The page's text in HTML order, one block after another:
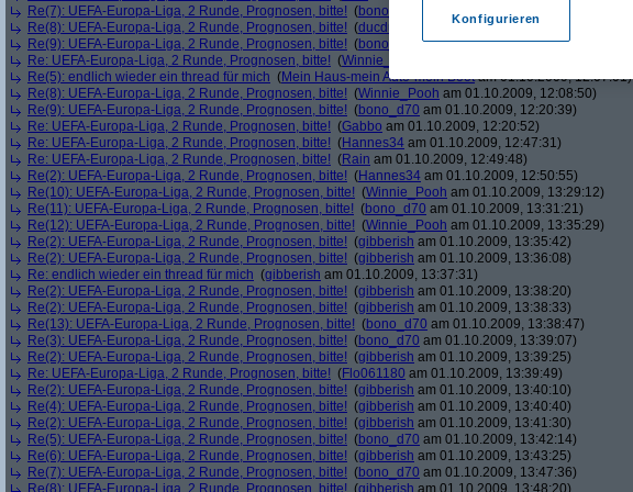
Re(7): UEFA-Europa-Liga, 2 Runde, Prognosen, bitte! (bono_d70
am 01.10.2009, 12:02:51)
Re(8): UEFA-Europa-Liga, 2 Runde, Prognosen, bitte! (ducduc
am 01.10.2009, 12:03:06)
Re(9): UEFA-Europa-Liga, 2 Runde, Prognosen, bitte! (bono_d70
am 01.10.2009, 12:03:37)
Re: UEFA-Europa-Liga, 2 Runde, Prognosen, bitte! (Winnie_Pooh
Re(5): endlich wieder ein thread für mich (Mein Haus-mein Auto-mein Bootam 01.10.2009, 12:07:01)
Re(8): UEFA-Europa-Liga, 2 Runde, Prognosen, bitte! (Winnie_Pooh am 01.10.2009, 12:08:50)
Re(9): UEFA-Europa-Liga, 2 Runde, Prognosen, bitte! (bono_d70 am 01.10.2009, 12:20:39)
Re: UEFA-Europa-Liga, 2 Runde, Prognosen, bitte! (Gabbo am 01.10.2009, 12:20:52)
Re: UEFA-Europa-Liga, 2 Runde, Prognosen, bitte! (Hannes34 am 01.10.2009, 12:47:31)
Re: UEFA-Europa-Liga, 2 Runde, Prognosen, bitte! (Rain am 01.10.2009, 12:49:48)
Re(2): UEFA-Europa-Liga, 2 Runde, Prognosen, bitte! (Hannes34 am 01.10.2009, 12:50:55)
Re(10): UEFA-Europa-Liga, 2 Runde, Prognosen, bitte! (Winnie_Pooh am 01.10.2009, 13:29:12)
Re(11): UEFA-Europa-Liga, 2 Runde, Prognosen, bitte! (bono_d70 am 01.10.2009, 13:31:21)
Re(12): UEFA-Europa-Liga, 2 Runde, Prognosen, bitte! (Winnie_Pooh am 01.10.2009, 13:35:29)
Re(2): UEFA-Europa-Liga, 2 Runde, Prognosen, bitte! (gibberish am 01.10.2009, 13:35:42)
Re(2): UEFA-Europa-Liga, 2 Runde, Prognosen, bitte! (gibberish am 01.10.2009, 13:36:08)
Re: endlich wieder ein thread für mich (gibberish am 01.10.2009, 13:37:31)
Re(2): UEFA-Europa-Liga, 2 Runde, Prognosen, bitte! (gibberish am 01.10.2009, 13:38:20)
Re(2): UEFA-Europa-Liga, 2 Runde, Prognosen, bitte! (gibberish am 01.10.2009, 13:38:33)
Re(13): UEFA-Europa-Liga, 2 Runde, Prognosen, bitte! (bono_d70 am 01.10.2009, 13:38:47)
Re(3): UEFA-Europa-Liga, 2 Runde, Prognosen, bitte! (bono_d70 am 01.10.2009, 13:39:07)
Re(2): UEFA-Europa-Liga, 2 Runde, Prognosen, bitte! (gibberish am 01.10.2009, 13:39:25)
Re: UEFA-Europa-Liga, 2 Runde, Prognosen, bitte! (Flo061180 am 01.10.2009, 13:39:49)
Re(2): UEFA-Europa-Liga, 2 Runde, Prognosen, bitte! (gibberish am 01.10.2009, 13:40:10)
Re(4): UEFA-Europa-Liga, 2 Runde, Prognosen, bitte! (gibberish am 01.10.2009, 13:40:40)
Re(2): UEFA-Europa-Liga, 2 Runde, Prognosen, bitte! (gibberish am 01.10.2009, 13:41:30)
Re(5): UEFA-Europa-Liga, 2 Runde, Prognosen, bitte! (bono_d70 am 01.10.2009, 13:42:14)
Re(6): UEFA-Europa-Liga, 2 Runde, Prognosen, bitte! (gibberish am 01.10.2009, 13:43:25)
Re(7): UEFA-Europa-Liga, 2 Runde, Prognosen, bitte! (bono_d70 am 01.10.2009, 13:47:36)
Re(8): UEFA-Europa-Liga, 2 Runde, Prognosen, bitte! (gibberish am 01.10.2009, 13:48:20)
Konfigurieren